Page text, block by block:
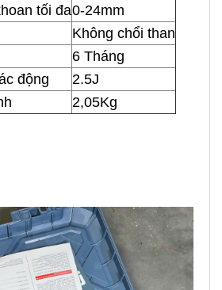
tối đa0-24mm
Không chổi than
6 Tháng
động
2.5J
2,05Kg